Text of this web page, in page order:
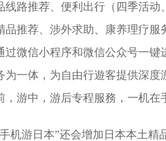
线路推荐、便利出行（四季活
品推荐、涉外求助、康养理疗
过微信小程序和微信公众号一
为一体，为自由行遊客提供深
，游中，游后专程服務，一机在
机游日本”还会增加日本本土